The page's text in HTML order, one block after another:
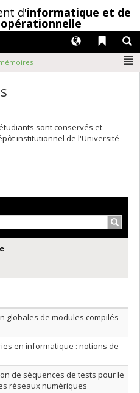
d'informatique et de
Liens
Langues
sont conservés et
institutionnel de l'Université
ordre croissant
globales de modules compilés
en informatique : notions de
de séquences de tests pour le
réseaux numériques